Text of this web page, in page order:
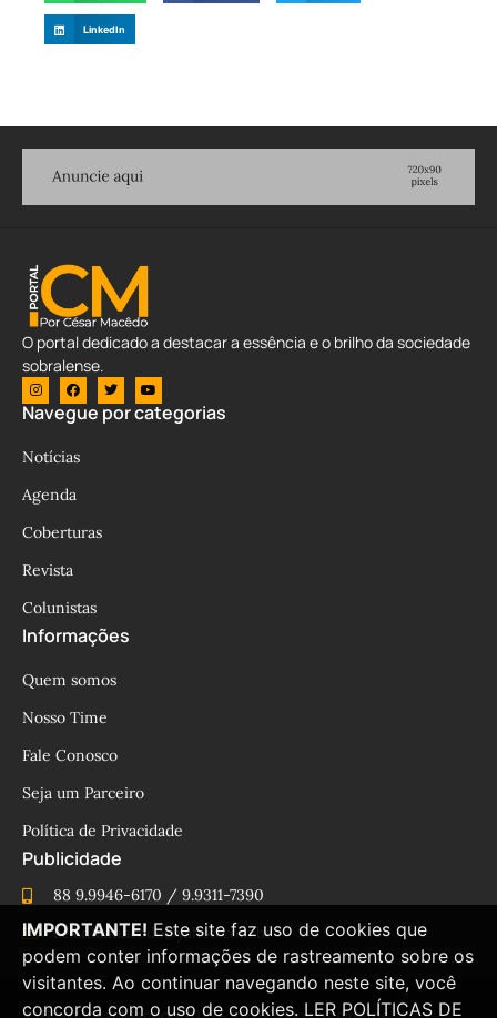
LinkedIn
O portal dedicado a destacar a essência e o brilho da sociedade
sobralense.
Navegue por categorias
Notícias
Agenda
Coberturas
Revista
Colunistas
Informações
Quem somos
Nosso Time
Fale Conosco
Seja um Parceiro
Política de Privacidade
Publicidade
88 9.9946-6170 / 9.9311-7390
cesinhamacedo@yahoo.com.br
IMPORTANTE! Este site faz uso de cookies que
podem conter informações de rastreamento sobre os
visitantes. Ao continuar navegando neste site, você
concorda com o uso de cookies. LER POLÍTICAS DE